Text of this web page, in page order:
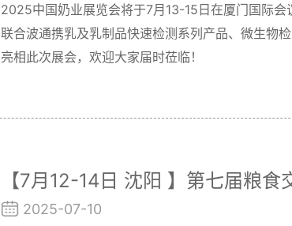
2025中国奶业展览会将于7月13-15日在厦门国际
联合波通携乳及乳制品快速检测系列产品、微生物
亮相此次展会，欢迎大家届时莅临！
【7月12-14日 沈阳 】第七届粮食
2025-07-10